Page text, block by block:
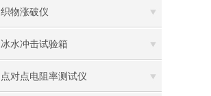
织物涨破仪
冰水冲击试验箱
点对点电阻率测试仪